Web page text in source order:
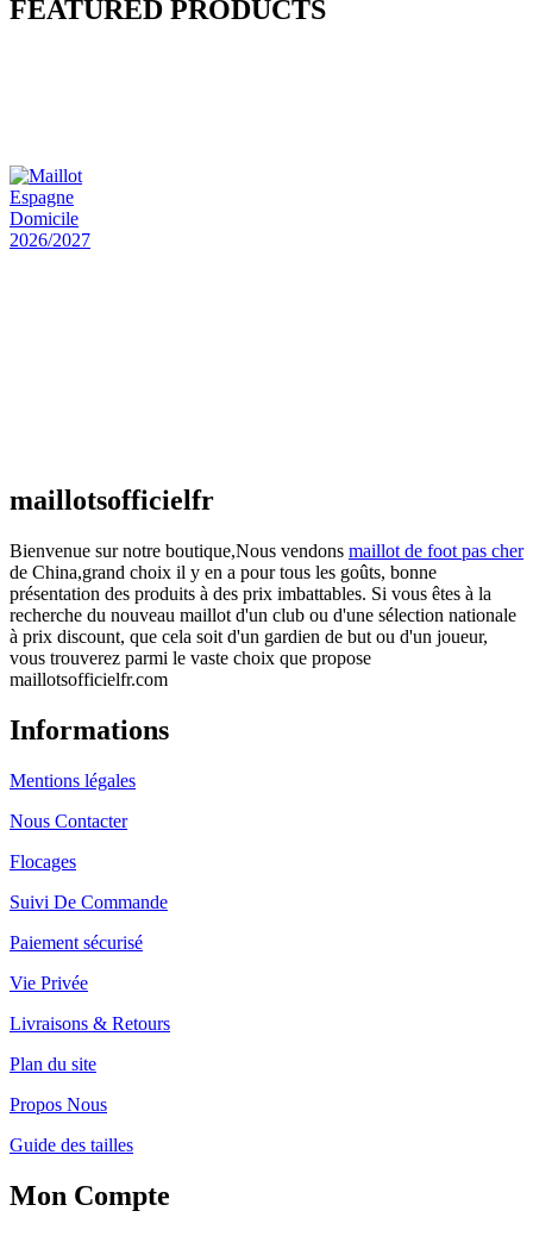
FEATURED PRODUCTS
maillotsofficielfr
Bienvenue sur notre boutique,Nous vendons maillot de foot pas cher
de China,grand choix il y en a pour tous les goûts, bonne
présentation des produits à des prix imbattables. Si vous êtes à la
recherche du nouveau maillot d'un club ou d'une sélection nationale
à prix discount, que cela soit d'un gardien de but ou d'un joueur,
vous trouverez parmi le vaste choix que propose
maillotsofficielfr.com
Informations
Mentions légales
Nous Contacter
Flocages
Suivi De Commande
Paiement sécurisé
Vie Privée
Livraisons & Retours
Plan du site
Propos Nous
Guide des tailles
Mon Compte